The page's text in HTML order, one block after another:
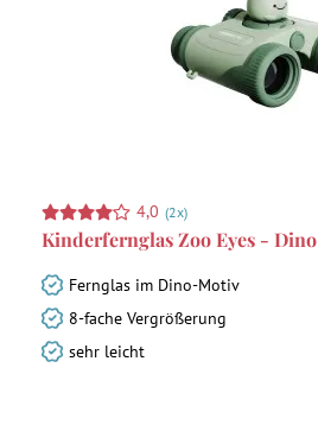
4,0 (2x)
Kinderfernglas Zoo Eyes - Dino
Fernglas im Dino-Motiv
8-fache Vergrößerung
sehr leicht